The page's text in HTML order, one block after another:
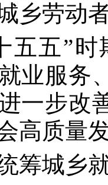
乡劳动
五五”
业服务
一步改
高质量
筹城乡